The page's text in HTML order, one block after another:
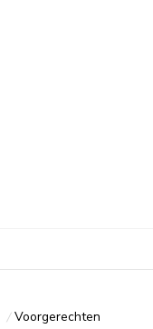
Voorgerechten